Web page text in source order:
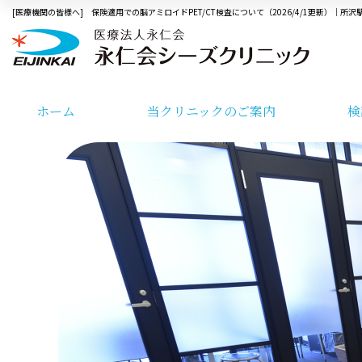
[医療機関の皆様へ] 保険適用での脳アミロイドPET/CT検査について（2026/4/1更新）│所沢
ホーム 当クリニックのご案内
当クリニックの特徴 医師紹
検
当クリニックの特徴
コース・料金案内 検診予約 検診